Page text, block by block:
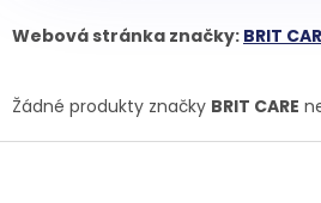
Webová stránka značky: BRIT
Žádné produkty značky BRIT CARE
Z